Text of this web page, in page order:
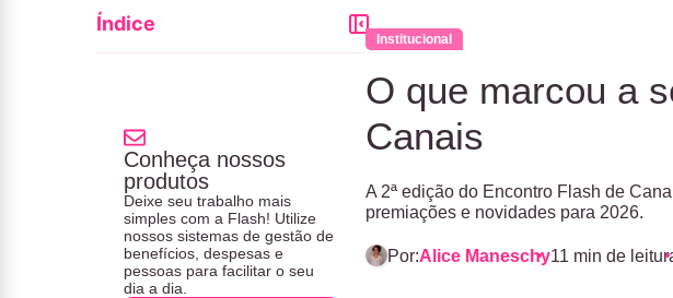
Institucional
O que marcou a
Canais
A 2ª edição do Encontro Flash de
premiações e novidades para 2026.
Por:Alice Maneschy11 min de
Índice
Conheça nossos
produtos
Deixe seu trabalho mais
simples com a Flash! Utilize
nossos sistemas de gestão de
benefícios, despesas e
pessoas para facilitar o seu
dia a dia.